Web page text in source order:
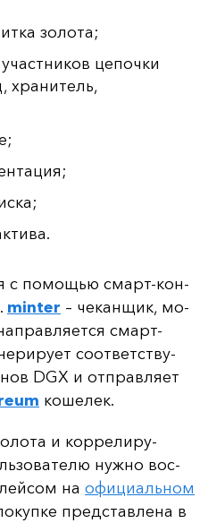
золота;
цепочки
хранитель,
с по­мощью смарт-кон­
minter – че­кан­щик, мо­
смарт-
со­от­ветс­тву­
DGX и от­прав­ля­ет
ко­ше­лек.
и кор­ре­ли­ру­
нуж­но вос­
на офи­ци­аль­ном
пред­став­ле­на в